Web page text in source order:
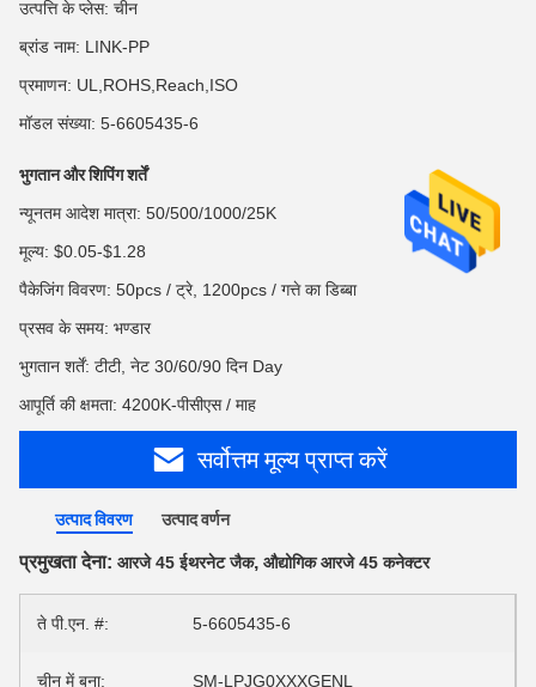
उत्पत्ति के प्लेस: चीन
ब्रांड नाम: LINK-PP
प्रमाणन: UL,ROHS,Reach,ISO
मॉडल संख्या: 5-6605435-6
भुगतान और शिपिंग शर्तें
न्यूनतम आदेश मात्रा: 50/500/1000/25K
मूल्य: $0.05-$1.28
पैकेजिंग विवरण: 50pcs / ट्रे, 1200pcs / गत्ते का डिब्बा
प्रसव के समय: भण्डार
भुगतान शर्तें: टीटी, नेट 30/60/90 दिन Day
आपूर्ति की क्षमता: 4200K-पीसीएस / माह
सर्वोत्तम मूल्य प्राप्त करें
उत्पाद विवरण उत्पाद वर्णन
प्रमुखता देना: आरजे 45 ईथरनेट जैक, औद्योगिक आरजे 45 कनेक्टर
ते पी.एन. #: 5-6605435-6
चीन में बना: SM-LPJG0XXXGENL